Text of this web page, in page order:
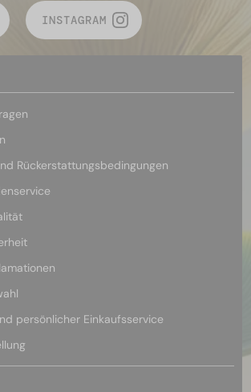
INSTAGRAM
Rückerstattungsbedingungen
persönlicher Einkaufsservice